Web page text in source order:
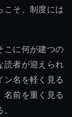
こそ、制度には
こに何が建つの
読者が迎えられ
ン名を軽く見る
名前を重く見る